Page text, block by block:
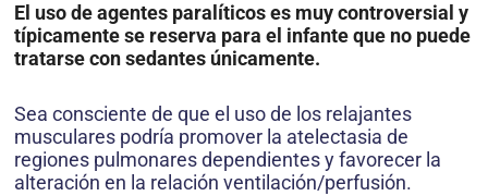
El uso de agentes paralíticos es muy controversial y
típicamente se reserva para el infante que no puede
tratarse con sedantes únicamente.
Sea consciente de que el uso de los relajantes
musculares podría promover la atelectasia de
regiones pulmonares dependientes y favorecer la
alteración en la relación ventilación/perfusión.